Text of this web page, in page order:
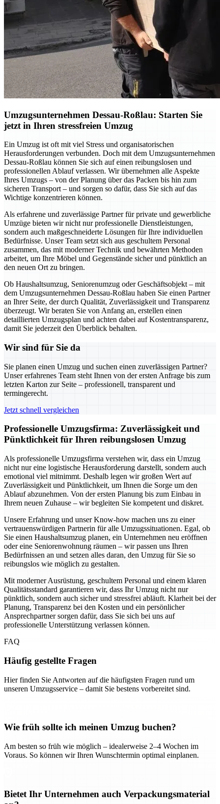
Umzugsunternehmen Dessau-Roßlau: Starten Sie
jetzt in Ihren stressfreien Umzug
Ein Umzug ist oft mit viel Stress und organisatorischen
Herausforderungen verbunden. Doch mit dem Umzugsunternehmen
Dessau-Roßlau können Sie sich auf einen reibungslosen und
professionellen Ablauf verlassen. Wir übernehmen alle Aspekte
Ihres Umzugs – von der Planung über das Packen bis hin zum
sicheren Transport – und sorgen so dafür, dass Sie sich auf das
Wichtige konzentrieren können.
Als erfahrene und zuverlässige Partner für private und gewerbliche
Umzüge bieten wir nicht nur professionelle Dienstleistungen,
sondern auch maßgeschneiderte Lösungen für Ihre individuellen
Bedürfnisse. Unser Team setzt sich aus geschultem Personal
zusammen, das mit moderner Technik und bewährten Methoden
arbeitet, um Ihre Möbel und Gegenstände sicher und pünktlich an
den neuen Ort zu bringen.
Ob Haushaltsumzug, Seniorenumzug oder Geschäftsobjekt – mit
dem Umzugsunternehmen Dessau-Roßlau haben Sie einen Partner
an Ihrer Seite, der durch Qualität, Zuverlässigkeit und Transparenz
überzeugt. Wir beraten Sie von Anfang an, erstellen einen
detaillierten Umzugsplan und achten dabei auf Kostentransparenz,
damit Sie jederzeit den Überblick behalten.
Wir sind für Sie da
Sie planen einen Umzug und suchen einen zuverlässigen Partner?
Unser erfahrenes Team steht Ihnen von der ersten Anfrage bis zum
letzten Karton zur Seite – professionell, transparent und
termingerecht.
Jetzt schnell vergleichen
Professionelle Umzugsfirma: Zuverlässigkeit und
Pünktlichkeit für Ihren reibungslosen Umzug
Als professionelle Umzugsfirma verstehen wir, dass ein Umzug
nicht nur eine logistische Herausforderung darstellt, sondern auch
emotional viel mitnimmt. Deshalb legen wir großen Wert auf
Zuverlässigkeit und Pünktlichkeit, um Ihnen die Sorge um den
Ablauf abzunehmen. Von der ersten Planung bis zum Einbau in
Ihrem neuen Zuhause – wir begleiten Sie kompetent und diskret.
Unsere Erfahrung und unser Know-how machen uns zu einer
vertrauenswürdigen Partnerin für alle Umzugssituationen. Egal, ob
Sie einen Haushaltsumzug planen, ein Unternehmen neu eröffnen
oder eine Seniorenwohnung räumen – wir passen uns Ihren
Bedürfnissen an und setzen alles daran, den Umzug für Sie so
reibungslos wie möglich zu gestalten.
Mit moderner Ausrüstung, geschultem Personal und einem klaren
Qualitätsstandard garantieren wir, dass Ihr Umzug nicht nur
pünktlich, sondern auch sicher und stressfrei abläuft. Klarheit bei der
Planung, Transparenz bei den Kosten und ein persönlicher
Ansprechpartner sorgen dafür, dass Sie sich bei uns auf
professionelle Unterstützung verlassen können.
FAQ
Häufig gestellte Fragen
Hier finden Sie Antworten auf die häufigsten Fragen rund um
unseren Umzugsservice – damit Sie bestens vorbereitet sind.
Wie früh sollte ich meinen Umzug buchen?
Am besten so früh wie möglich – idealerweise 2–4 Wochen im
Voraus. So können wir Ihren Wunschtermin optimal einplanen.
Bietet Ihr Unternehmen auch Verpackungsmaterial